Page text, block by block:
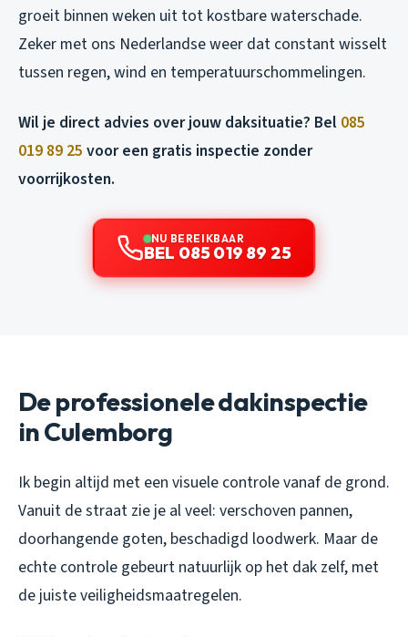
groeit binnen weken uit tot kostbare waterschade.
Zeker met ons Nederlandse weer dat constant wisselt
tussen regen, wind en temperatuurschommelingen.
Wil je direct advies over jouw daksituatie? Bel 085
019 89 25 voor een gratis inspectie zonder
voorrijkosten.
NU BEREIKBAAR
BEL 085 019 89 25
De professionele dakinspectie
in Culemborg
Ik begin altijd met een visuele controle vanaf de grond.
Vanuit de straat zie je al veel: verschoven pannen,
doorhangende goten, beschadigd loodwerk. Maar de
echte controle gebeurt natuurlijk op het dak zelf, met
de juiste veiligheidsmaatregelen.